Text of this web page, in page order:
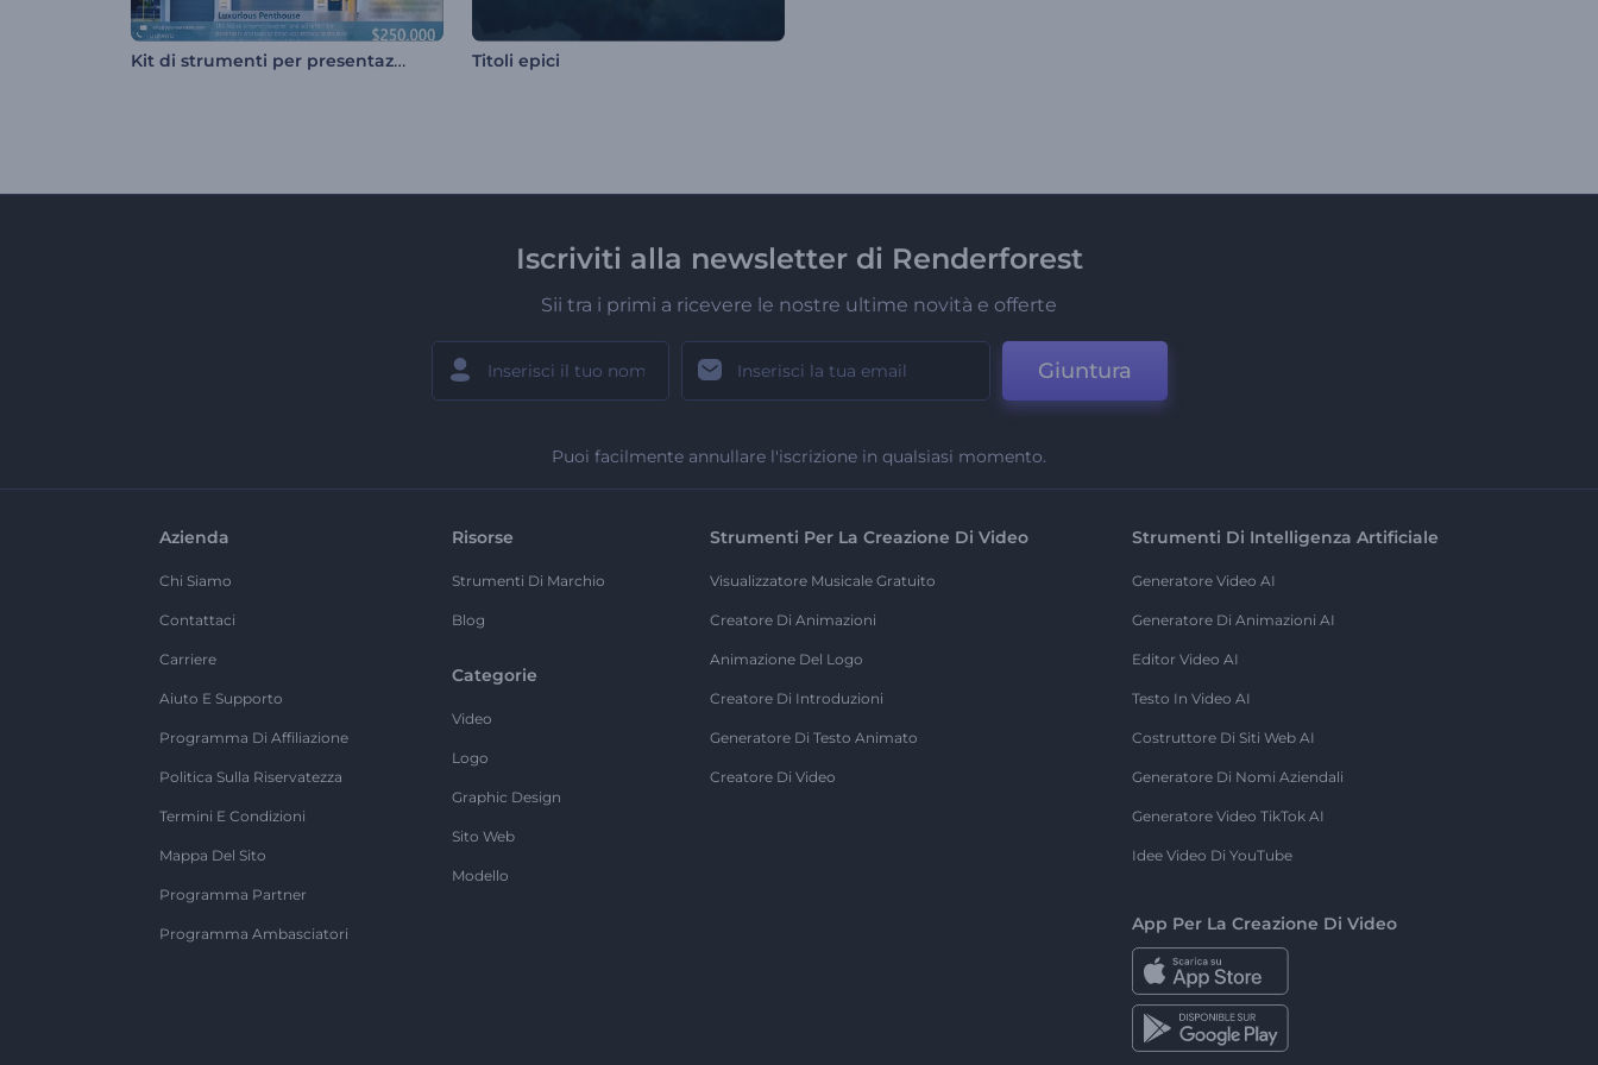
Kit di strumenti per presentazioni immobiliari Titoli epici
Iscriviti alla newsletter di Renderforest
Sii tra i primi a ricevere le nostre ultime novità e offerte
Giuntura
Puoi facilmente annullare l'iscrizione in qualsiasi momento.
Azienda
Chi Siamo
Contattaci
Carriere
Aiuto E Supporto
Programma Di Affiliazione
Politica Sulla Riservatezza
Termini E Condizioni
Mappa Del Sito
Programma Partner
Programma Ambasciatori
Risorse
Strumenti Di Marchio
Blog
Categorie
Video
Logo
Graphic Design
Sito Web
Modello
Strumenti Per La Creazione Di Video
Visualizzatore Musicale Gratuito
Creatore Di Animazioni
Animazione Del Logo
Creatore Di Introduzioni
Generatore Di Testo Animato
Creatore Di Video
Strumenti Di Intelligenza Artificiale
Generatore Video AI
Generatore Di Animazioni AI
Editor Video AI
Testo In Video AI
Costruttore Di Siti Web AI
Generatore Di Nomi Aziendali
Generatore Video TikTok AI
Idee Video Di YouTube
App Per La Creazione Di Video